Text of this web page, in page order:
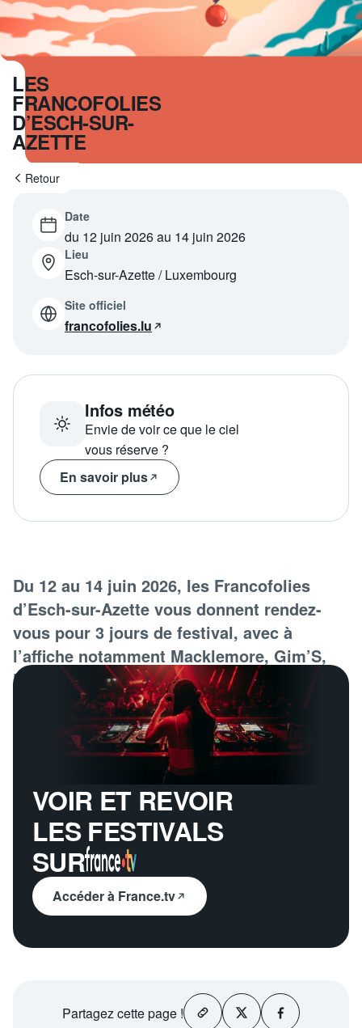
connexion
Avantages fidélité
Programme
Retour
LES
FRANCOFOLIES
D’ESCH-SUR-
AZETTE
Date
du 12 juin 2026 au 14 juin 2026
Lieu
Esch-sur-Azette / Luxembourg
Site officiel
francofolies.lu
Infos météo
Envie de voir ce que le ciel
vous réserve ?
En savoir plus
Du 12 au 14 juin 2026, les Francofolies
d’Esch-sur-Azette vous donnent rendez-
vous pour 3 jours de festival, avec à
l’affiche notamment Macklemore, Gim’S,
PLK ou encore Feu ! Chatterton !
VOIR ET REVOIR
LES FESTIVALS
SUR
Accéder à France.tv
Partagezcette page !